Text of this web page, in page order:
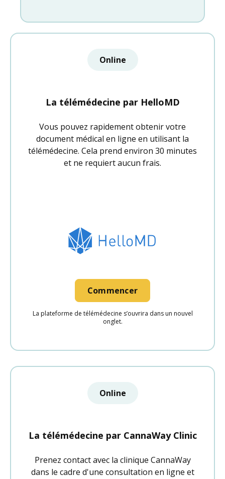
Online
La télémédecine par HelloMD
Vous pouvez rapidement obtenir votre
document médical en ligne en utilisant la
télémédecine. Cela prend environ 30 minutes
et ne requiert aucun frais.
Commencer
La plateforme de télémédecine s’ouvrira dans un nouvel
onglet.
Online
La télémédecine par CannaWay Clinic
Prenez contact avec la clinique CannaWay
dans le cadre d'une consultation en ligne et